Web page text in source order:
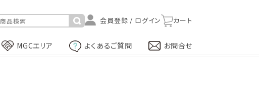
カート
MGCエリア よくあるご質問 お問合せ